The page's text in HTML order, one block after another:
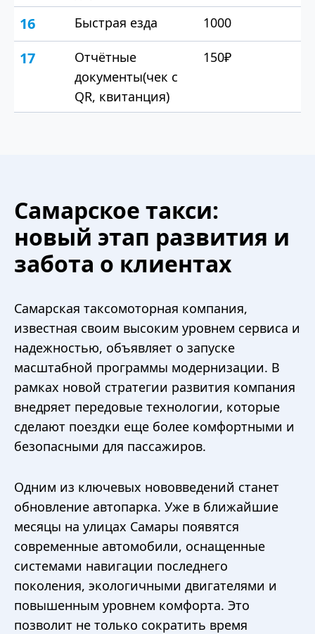
16 Быстрая езда 1000
17
Отчётные
документы(чек с
QR, квитанция)
150₽
Самарское такси:
новый этап развития и
забота о клиентах
Самарская таксомоторная компания,
известная своим высоким уровнем сервиса и
надежностью, объявляет о запуске
масштабной программы модернизации. В
рамках новой стратегии развития компания
внедряет передовые технологии, которые
сделают поездки еще более комфортными и
безопасными для пассажиров.
Одним из ключевых нововведений станет
обновление автопарка. Уже в ближайшие
месяцы на улицах Самары появятся
современные автомобили, оснащенные
системами навигации последнего
поколения, экологичными двигателями и
повышенным уровнем комфорта. Это
позволит не только сократить время